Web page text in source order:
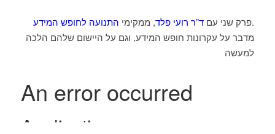
.פרק שני עם ד”ר רועי פלד, ממקימי התנועה לחופש המידע
מדבר על עקרונות חופש המידע, וגם על היישום שלהם הלכה
למעשה